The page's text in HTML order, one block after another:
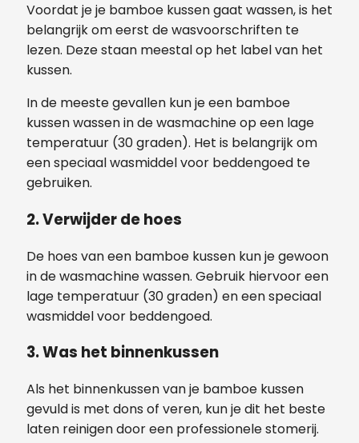
Voordat je je bamboe kussen gaat wassen, is het
belangrijk om eerst de wasvoorschriften te
lezen. Deze staan meestal op het label van het
kussen.
In de meeste gevallen kun je een bamboe
kussen wassen in de wasmachine op een lage
temperatuur (30 graden). Het is belangrijk om
een speciaal wasmiddel voor beddengoed te
gebruiken.
2. Verwijder de hoes
De hoes van een bamboe kussen kun je gewoon
in de wasmachine wassen. Gebruik hiervoor een
lage temperatuur (30 graden) en een speciaal
wasmiddel voor beddengoed.
3. Was het binnenkussen
Als het binnenkussen van je bamboe kussen
gevuld is met dons of veren, kun je dit het beste
laten reinigen door een professionele stomerij.